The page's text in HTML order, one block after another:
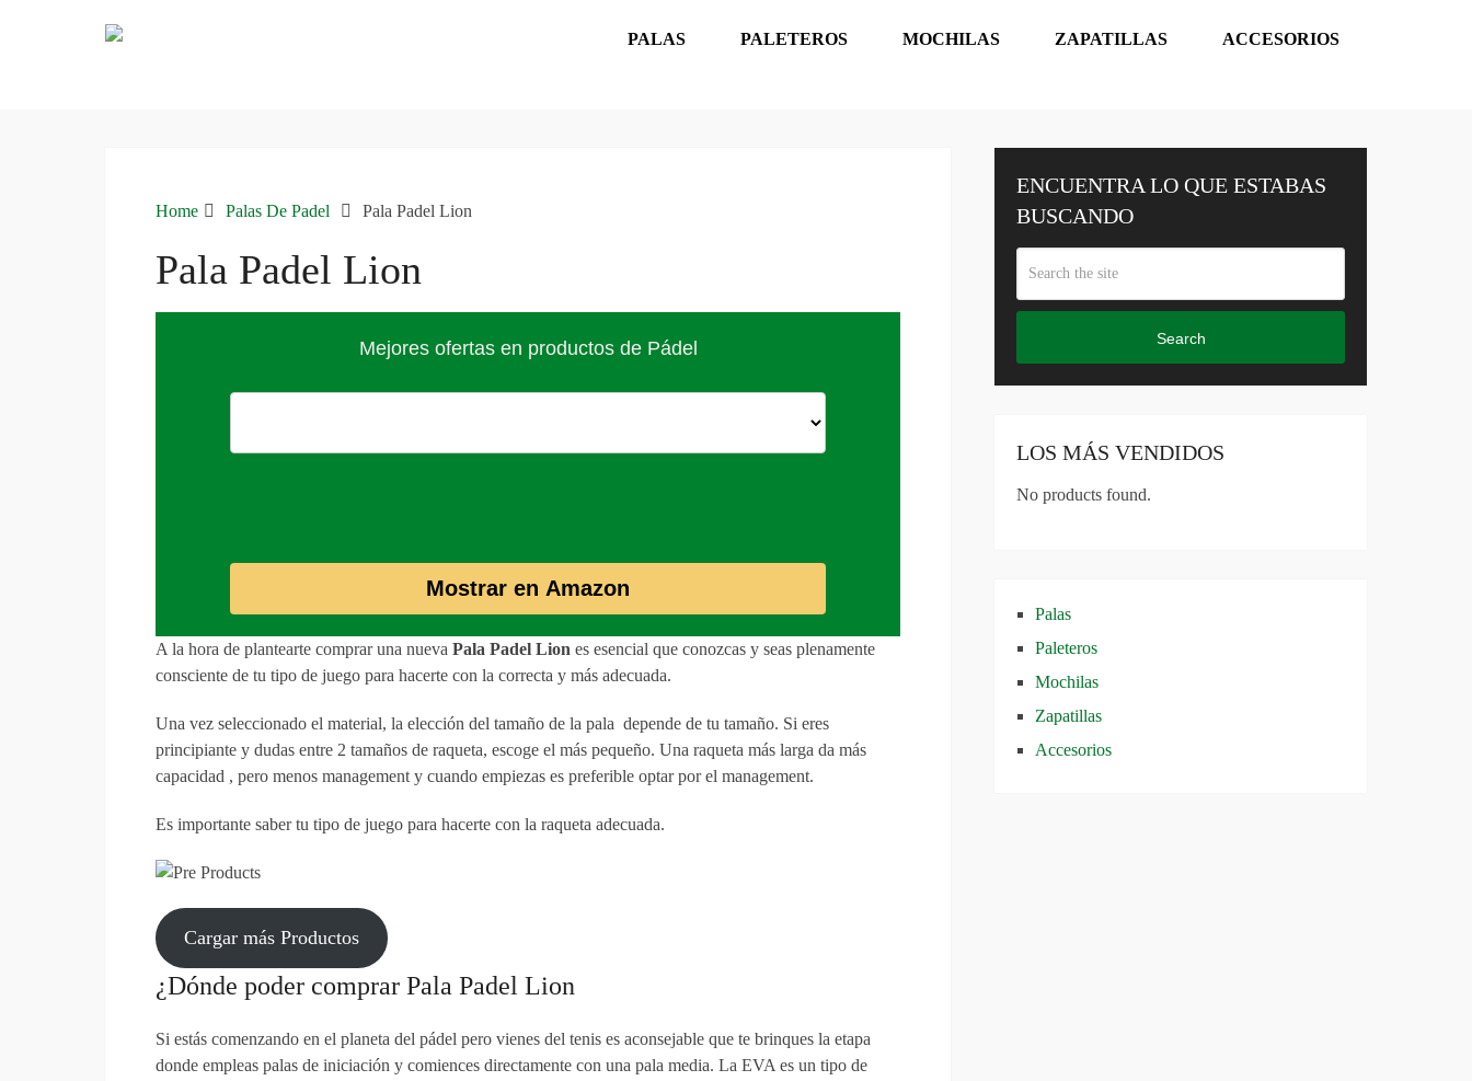
PALAS PALETEROS MOCHILAS ZAPATILLAS ACCESORIOS
Home Palas De Padel Pala Padel Lion
Pala Padel Lion
Mejores ofertas en productos de Pádel
Mostrar en Amazon
A la hora de plantearte comprar una nueva Pala Padel Lion es esencial que conozcas y seas plenamente
consciente de tu tipo de juego para hacerte con la correcta y más adecuada.
Una vez seleccionado el material, la elección del tamaño de la pala depende de tu tamaño. Si eres
principiante y dudas entre 2 tamaños de raqueta, escoge el más pequeño. Una raqueta más larga da más
capacidad , pero menos management y cuando empiezas es preferible optar por el management.
Es importante saber tu tipo de juego para hacerte con la raqueta adecuada.
Cargar más Productos
¿Dónde poder comprar Pala Padel Lion
Si estás comenzando en el planeta del pádel pero vienes del tenis es aconsejable que te brinques la etapa
donde empleas palas de iniciación y comiences directamente con una pala media. La EVA es un tipo de
ENCUENTRA LO QUE ESTABAS
BUSCANDO
Search
LOS MÁS VENDIDOS
No products found.
Palas
Paleteros
Mochilas
Zapatillas
Accesorios